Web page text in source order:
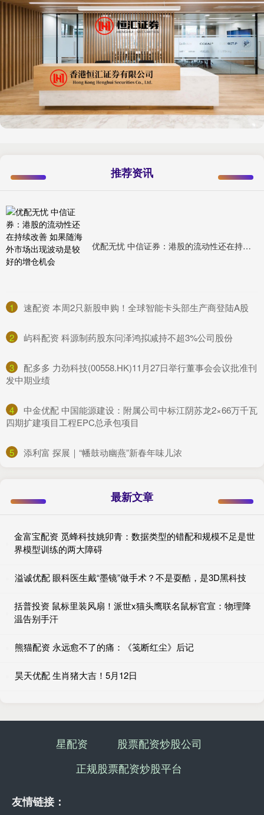
推荐资讯
优配无忧 中信证券：港股的流动性还在持续改善 如果随海外市场出现波动是较好的增仓机会
1 ​速配资 本周2只新股申购！全球智能卡头部生产商登陆A股
2 ​屿科配资 科源制药股东问泽鸿拟减持不超3%公司股份
3
​配多多 力劲科技(00558.HK)11月27日举行董事会会议批准刊
发中期业绩
4
​中金优配 中国能源建设：附属公司中标江阴苏龙2×66万千瓦
四期扩建项目工程EPC总承包项目
5 ​添利富 探展｜“幡鼓动幽燕”新春年味儿浓
最新文章
金富宝配资 觅蜂科技姚卯青：数据类型的错配和规模不足是世
界模型训练的两大障碍
溢诚优配 眼科医生戴“墨镜”做手术？不是耍酷，是3D黑科技
括普投资 鼠标里装风扇！派世x猫头鹰联名鼠标官宣：物理降
温告别手汗
熊猫配资 永远愈不了的痛：《笺断红尘》后记
昊天优配 生肖猪大吉！5月12日
星配资
股票配资炒股公司
正规股票配资炒股平台
友情链接：